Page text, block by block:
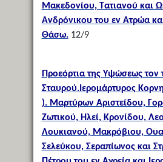
Μακεδονίου, Τατιανού και
Ανδρόνικου του εν Ατρώα
Θάσω.12/9
Προεόρτια της Υψώσεως τον
Σταυρού.Ιερομάρτυρος
). Μαρτύρων Αριστείδου,
Ζωτικού, Ηλεί, Κρονίδου,
Λουκιανού, Μακρόβιου,
Σελεύκου, Σεραπίωνος και